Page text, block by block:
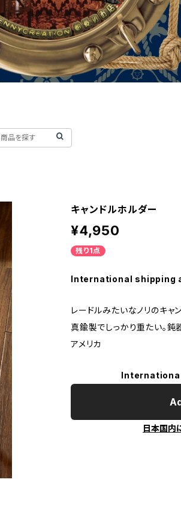
キャンドルホルダー
¥4,950
残り1点
International shipping
レードルみたいなノリのキャ
真鍮製でしっかり重たい。鈍
アメリカ
日本国内